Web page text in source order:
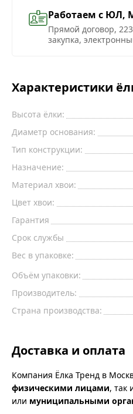
Работаем с ЮЛ,
Прямой договор,
закупка,
Характеристики
Высота ёлки:
Диаметр основания:
Тип конструкции:
Назначение:
Материал хвои:
Цвет хвои:
Гарантия
Срок службы
Вес в упаковке:
Объём упаковки:
Производитель:
Страна производства:
Доставка и оплата
Компания Ёлка Тренд в
физическими лицами, так
или муниципальными